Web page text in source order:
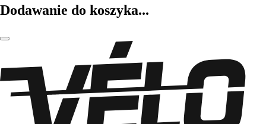
Dodawanie do koszyka...